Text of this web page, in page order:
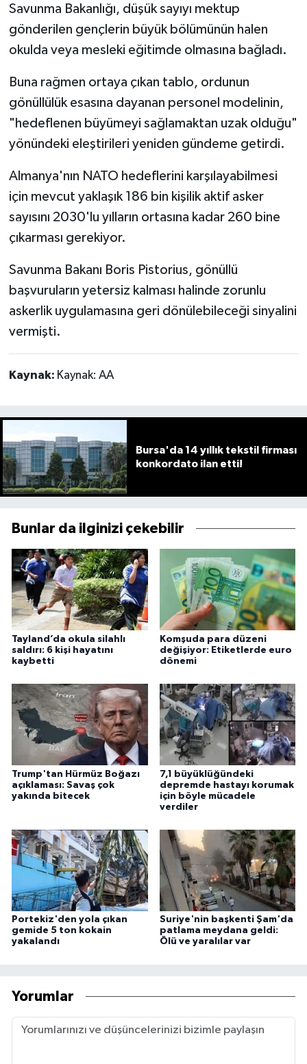
Savunma Bakanlığı, düşük sayıyı mektup
gönderilen gençlerin büyük bölümünün halen
okulda veya mesleki eğitimde olmasına bağladı.
Buna rağmen ortaya çıkan tablo, ordunun
gönüllülük esasına dayanan personel modelinin,
"hedeflenen büyümeyi sağlamaktan uzak olduğu"
yönündeki eleştirileri yeniden gündeme getirdi.
Almanya'nın NATO hedeflerini karşılayabilmesi
için mevcut yaklaşık 186 bin kişilik aktif asker
sayısını 2030'lu yılların ortasına kadar 260 bine
çıkarması gerekiyor.
Savunma Bakanı Boris Pistorius, gönüllü
başvuruların yetersiz kalması halinde zorunlu
askerlik uygulamasına geri dönülebileceği sinyalini
vermişti.
Kaynak: Kaynak: AA
Bursa'da 14 yıllık tekstil firması
konkordato ilan etti!
Bunlar da ilginizi çekebilir
Tayland’da okula silahlı
saldırı: 6 kişi hayatını
kaybetti
Komşuda para düzeni
değişiyor: Etiketlerde euro
dönemi
Trump'tan Hürmüz Boğazı
açıklaması: Savaş çok
yakında bitecek
7,1 büyüklüğündeki
depremde hastayı korumak
için böyle mücadele
verdiler
Portekiz'den yola çıkan
gemide 5 ton kokain
yakalandı
Suriye'nin başkenti Şam'da
patlama meydana geldi:
Ölü ve yaralılar var
Yorumlar